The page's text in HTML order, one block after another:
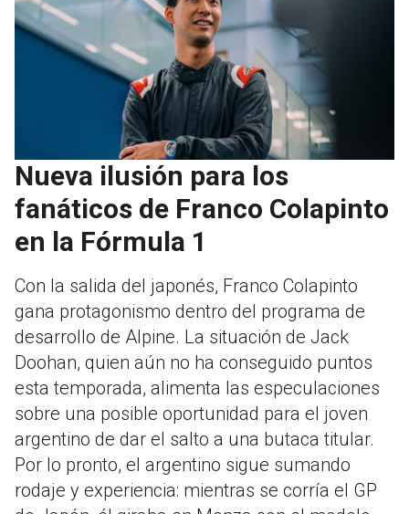
Nueva ilusión para los
fanáticos de Franco Colapinto
en la Fórmula 1
Con la salida del japonés, Franco Colapinto
gana protagonismo dentro del programa de
desarrollo de Alpine. La situación de Jack
Doohan, quien aún no ha conseguido puntos
esta temporada, alimenta las especulaciones
sobre una posible oportunidad para el joven
argentino de dar el salto a una butaca titular.
Por lo pronto, el argentino sigue sumando
rodaje y experiencia: mientras se corría el GP